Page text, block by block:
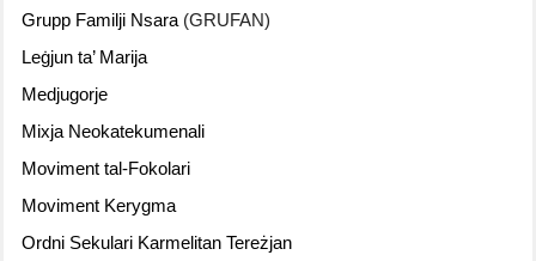
Grupp Familji Nsara (GRUFAN)
Leġjun ta’ Marija
Medjugorje
Mixja Neokatekumenali
Moviment tal-Fokolari
Moviment Kerygma
Ordni Sekulari Karmelitan Tereżjan